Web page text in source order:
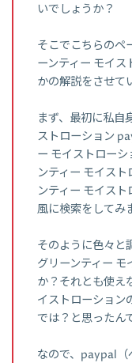
いでしょうか？
そこでこちらのペ
ーンティー モイ
かの解説をさせて
まず、最初に私自
ストローション
ー モイストロー
ンティー モイス
ンティー モイス
風に検索をしてみ
そのように色々と
グリーンティー
か？それとも使え
イストローション
では？と思ったん
なので、paypal（